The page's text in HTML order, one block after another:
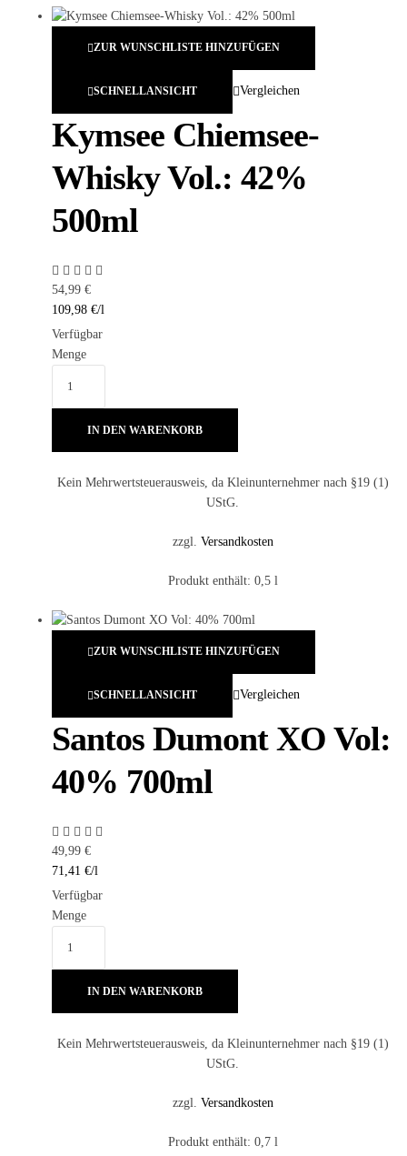
ZUR WUNSCHLISTE HINZUFÜGEN
SCHNELLANSICHT Vergleichen
Kymsee Chiemsee-
Whisky Vol.: 42%
500ml
54,99 €
109,98 €/l
Verfügbar
Menge
IN DEN WARENKORB
Kein Mehrwertsteuerausweis, da Kleinunternehmer nach §19 (1)
UStG.
zzgl. Versandkosten
Produkt enthält: 0,5 l
ZUR WUNSCHLISTE HINZUFÜGEN
SCHNELLANSICHT Vergleichen
Santos Dumont XO Vol:
40% 700ml
49,99 €
71,41 €/l
Verfügbar
Menge
IN DEN WARENKORB
Kein Mehrwertsteuerausweis, da Kleinunternehmer nach §19 (1)
UStG.
zzgl. Versandkosten
Produkt enthält: 0,7 l